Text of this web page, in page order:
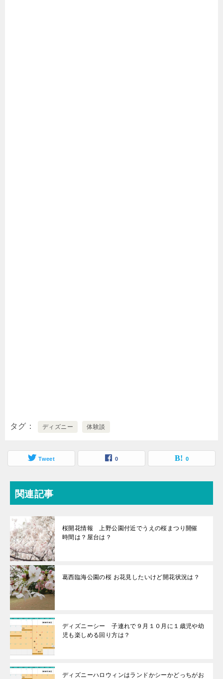
タグ ディズニー 体験談
Tweet 0 0
関連記事
桜開花情報 上野公園付近でうえの桜まつり開催
時間は？屋台は？
葛西臨海公園の桜 お花見したいけど開花状況は？
ディズニーシー 子連れで９月１０月に１歳児や幼
児も楽しめる回り方は？
ディズニーハロウィンはランドかシーかどっちがお